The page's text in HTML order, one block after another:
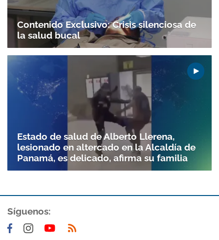
Contenido Exclusivo: Crisis silenciosa de
la salud bucal
Estado de salud de Alberto Llerena,
lesionado en altercado en la Alcaldía de
Panamá, es delicado, afirma su familia
Síguenos: